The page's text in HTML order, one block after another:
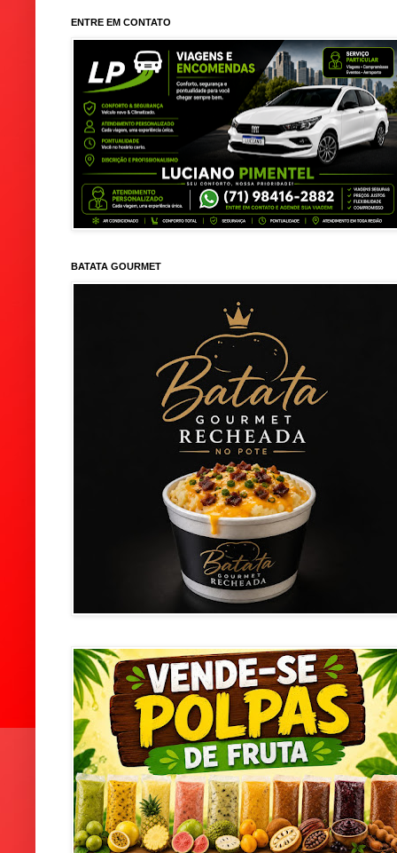
ENTRE EM CONTATO
BATATA GOURMET